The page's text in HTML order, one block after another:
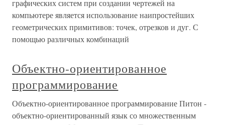
графических систем при создании чертежей на
компьютере является использование наипростейших
геометрических примитивов: точек, отрезков и дуг. С
помощью различных комбинаций
Объектно-ориентированное
программирование
Объектно-ориентированное программирование Питон -
объектно-ориентированный язык со множественным